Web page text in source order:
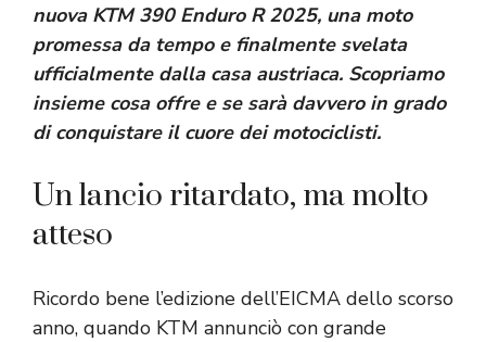
nuova KTM 390 Enduro R 2025, una moto
promessa da tempo e finalmente svelata
ufficialmente dalla casa austriaca. Scopriamo
insieme cosa offre e se sarà davvero in grado
di conquistare il cuore dei motociclisti.
Un lancio ritardato, ma molto
atteso
Ricordo bene l’edizione dell’EICMA dello scorso
anno, quando KTM annunciò con grande